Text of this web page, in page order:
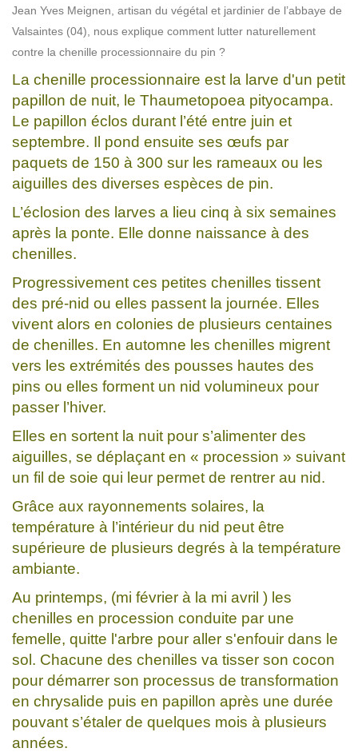
Jean Yves Meignen, artisan du végétal et jardinier de l’abbaye de
Valsaintes (04), nous explique comment lutter naturellement
contre la chenille processionnaire du pin ?
La chenille processionnaire est la larve d'un petit
papillon de nuit, le Thaumetopoea pityocampa.
Le papillon éclos durant l’été entre juin et
septembre. Il pond ensuite ses œufs par
paquets de 150 à 300 sur les rameaux ou les
aiguilles des diverses espèces de pin.
L’éclosion des larves a lieu cinq à six semaines
après la ponte. Elle donne naissance à des
chenilles.
Progressivement ces petites chenilles tissent
des pré-nid ou elles passent la journée. Elles
vivent alors en colonies de plusieurs centaines
de chenilles. En automne les chenilles migrent
vers les extrémités des pousses hautes des
pins ou elles forment un nid volumineux pour
passer l’hiver.
Elles en sortent la nuit pour s’alimenter des
aiguilles, se déplaçant en « procession » suivant
un fil de soie qui leur permet de rentrer au nid.
Grâce aux rayonnements solaires, la
température à l’intérieur du nid peut être
supérieure de plusieurs degrés à la température
ambiante.
Au printemps, (mi février à la mi avril ) les
chenilles en procession conduite par une
femelle, quitte l'arbre pour aller s'enfouir dans le
sol. Chacune des chenilles va tisser son cocon
pour démarrer son processus de transformation
en chrysalide puis en papillon après une durée
pouvant s’étaler de quelques mois à plusieurs
années.